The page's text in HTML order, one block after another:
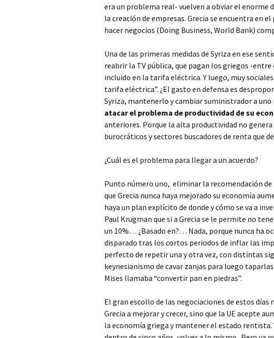
era un problema real- vuelven a obviar el enorme
la creación de empresas. Grecia se encuentra en
hacer negocios (Doing Business, World Bank)
Una de las primeras medidas de Syriza en ese
reabrir la TV pública, que pagan los griegos -
incluido en la tarifa eléctrica. Y luego, muy
tarifa eléctrica”. ¿El gasto en defensa es
Syriza, mantenerlo y cambiar suministrador a uno
atacar el problema de productividad de su
anteriores. Porque la alta productividad no
burocráticos y sectores buscadores de renta que
¿Cuál es el problema para llegar a un acuerdo?
Punto número uno, eliminar la recomendación
que Grecia nunca haya mejorado su economía
haya un plan explícito de donde y cómo se va a
Paul Krugman que si a Grecia se le permite no
un 10%… ¿Basado en?… Nada, porque nunca ha
disparado tras los cortos periodos de inflar las
perfecto de repetir una y otra vez, con distintas
keynesianismo de cavar zanjas para luego
Mises llamaba “convertir pan en piedras”.
El gran escollo de las negociaciones de estos días
Grecia a mejorar y crecer, sino que la UE acepte
la economía griega y mantener el estado rentista.